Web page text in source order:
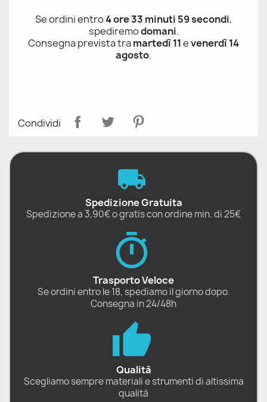
Se ordini entro4 ore 33 minuti 59 secondi,
spediremodomani.
Consegna prevista tramartedì 11evenerdì 14
agosto.
Condividi
Spedizione Gratuita
Spedizione a 3,90€ o gratis con ordine min. di 25€
Trasporto Veloce
Se ordini entro le 18, spediamo il giorno dopo.
Consegna in 24/48h
Qualità
Scegliamo sempre materiali e strumenti di altissima
qualità